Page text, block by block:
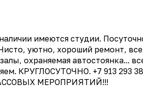
имеются студии.
уютно, хороший ремонт,
охраняемая автостоянка...
КРУГЛОСУТОЧНО. +7 913 293
МЕРОПРИЯТИЙ!!!